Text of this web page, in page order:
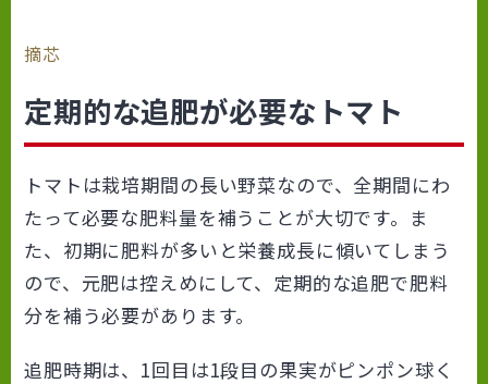
摘芯
定期的な追肥が必要なトマト
トマトは栽培期間の長い野菜なので、全期間にわ
たって必要な肥料量を補うことが大切です。ま
た、初期に肥料が多いと栄養成長に傾いてしまう
ので、元肥は控えめにして、定期的な追肥で肥料
分を補う必要があります。
追肥時期は、1回目は1段目の果実がピンポン球く